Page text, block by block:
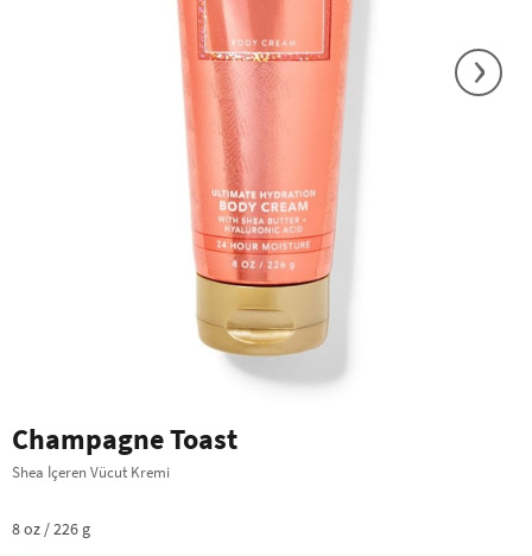
›
Champagne Toast
Shea İçeren Vücut Kremi
8 oz / 226 g